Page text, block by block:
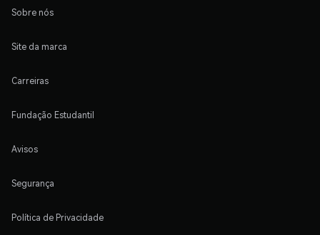
Sobre nós
Site da marca
Carreiras
Fundação Estudantil
Avisos
Segurança
Política de Privacidade